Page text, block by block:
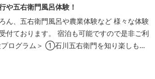
や五右衛門風呂体験！
ん、五右衛門風呂や農業体験など 様々な体験
付ております。 宿泊も可能ですので是非ご利
ログラム＞ ①石川五右衛門を知り楽しも
の里山散策と忍者修行を楽しもう！（山中